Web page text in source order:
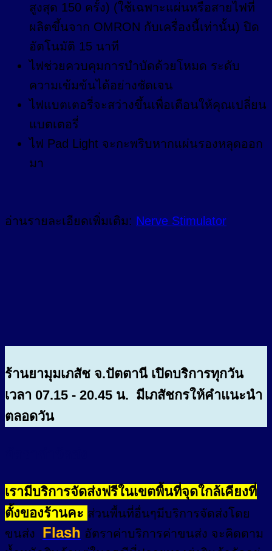
สูงสุด 150 ครั้ง) (ใช้เฉพาะแผ่นหรือสายไฟที่
ผลิตขึ้นจาก OMRON กับเครื่องนี้เท่านั้น) ปิด
อัตโนมัติ 15 นาที
ไฟช่วยควบคุมการบำบัดด้วยโหมด ระดับ
ความเข้มข้นได้อย่างชัดเจน
ไฟแบตเตอรี่จะสว่างขึ้นเพื่อเตือนให้คุณเปลี่ยน
แบตเตอรี่
ไฟ Pad Light จะกะพริบหากแผ่นรองหลุดออก
มา
อ่านรายละเอียดเพิ่มเติม: Nerve Stimulator
ร้านยามุมเภสัช จ.ปัตตานี เปิดบริการทุกวัน
เวลา 07.15 - 20.45 น. มีเภสัชกรให้คำแนะนำ
ตลอดวัน
เรามีบริการจัดส่งฟรีในเขตพื้นที่จุดใกล้เคียงที่
ตั้งของร้านคะ ส่วนพื้นที่อื่นๆมีบริการจัดส่งโดย
ขนส่ง Flash อัตราค่าบริการค่าขนส่ง จะคิดตาม